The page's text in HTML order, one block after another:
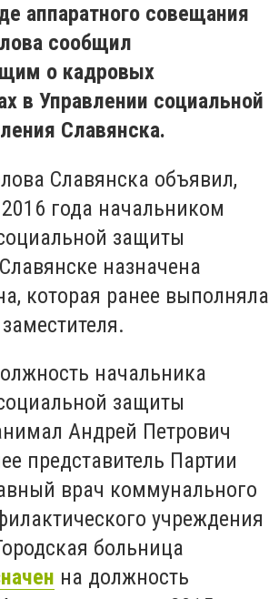
аппаратного совещания
сообщил
о кадровых
в Управлении социальной
Славянска.
Славянска объявил,
года начальником
защиты
назначена
которая ранее выполняла
начальника
защиты
Андрей Петрович
представитель Партии
врач коммунального
учреждения
больница
на должность